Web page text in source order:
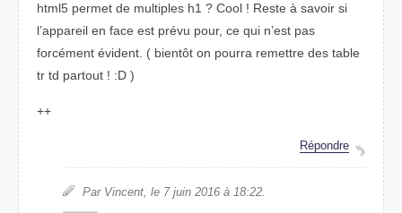
html5 permet de multiples h1 ? Cool ! Reste à savoir si
l’appareil en face est prévu pour, ce qui n’est pas
forcément évident. ( bientôt on pourra remettre des table
tr td partout ! :D )
++
Répondre
Par Vincent, le 7 juin 2016 à 18:22.